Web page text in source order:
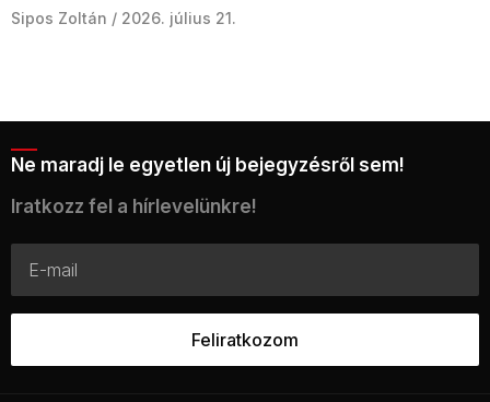
Sipos Zoltán 2026. július 21.
Ne maradj le egyetlen új bejegyzésről sem!
Iratkozz fel a hírlevelünkre!